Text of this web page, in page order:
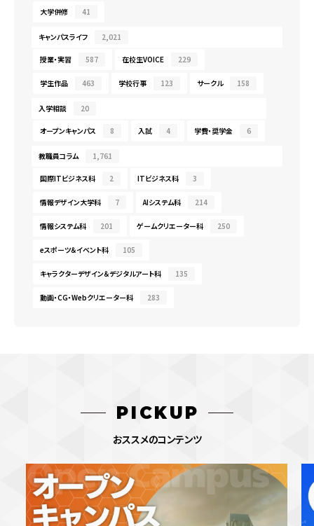
大学併修 41
キャンパスライフ 2,021
授業・実習 587 在校生VOICE 229
学生作品 463 学校行事 123 サークル 158
入学相談 20
オープンキャンパス 8 入試 4 学費・奨学金 6
教職員コラム 1,761
国際ITビジネス科 2 ITビジネス科 3
情報デザイン大学科 7 AIシステム科 214
情報システム科 201 ゲームクリエーター科 250
eスポーツ＆イベント科 105
キャラクターデザイン＆デジタルアート科 135
動画・CG・Webクリエーター科 283
PICKUP
おススメのコンテンツ